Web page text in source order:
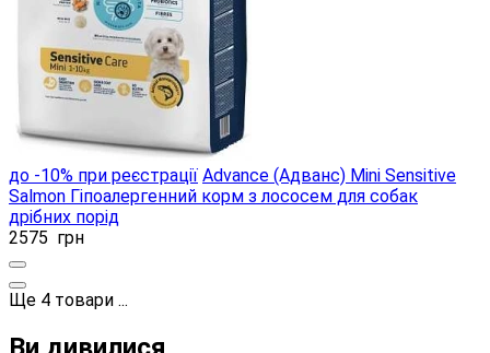
до -10% при реєстрації Advance (Адванс) Mini Sensitive
Salmon Гіпоалергенний корм з лососем для собак
дрібних порід
2575 грн
Ще 4 товари ...